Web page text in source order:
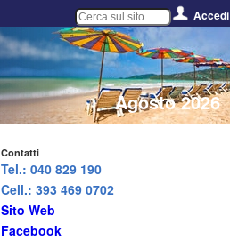
Accedi
Agosto 2026
Contatti
Tel.: 040 829 190
Cell.: 393 469 0702
Sito Web
Facebook